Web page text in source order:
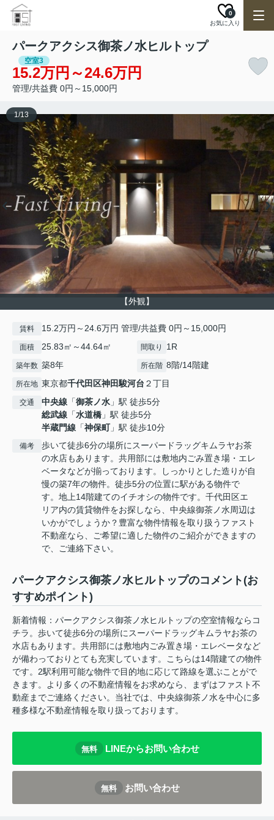
お気に入り
0
パークアクシス御茶ノ水ヒルトップ
空室3
15.2万円～24.6万円
管理/共益費 0円～15,000円
【外観】
1/13
賃料 15.2万円～24.6万円 管理/共益費 0円～15,000円
面積 25.83㎡～44.64㎡ 間取り 1R
築年数 築8年 所在階 8階/14階建
所在地 東京都千代田区神田駿河台 ２丁目
交通 中央線 「御茶ノ水 」駅 徒歩5分
総武線 「水道橋 」駅 徒歩5分
半蔵門線 「神保町」駅 徒歩10分
備考
歩いて徒歩6分の場所にスーパードラッグキムラヤお茶
の水店もあります。共用部には敷地内ごみ置き場・エレ
ベータなどが揃っております。しっかりとした造りが自
慢の築7年の物件。徒歩5分の位置に駅がある物件で
す。地上14階建てのイチオシの物件です。千代田区エ
リア内の賃貸物件をお探しなら、中央線御茶ノ水周辺は
いかがでしょうか？豊富な物件情報を取り扱うファスト
不動産なら、ご希望に適した物件のご紹介ができますの
で、ご連絡下さい。
パークアクシス御茶ノ水ヒルトップのコメント(お
すすめポイント)
新着情報：パークアクシス御茶ノ水ヒルトップの空室情報ならコ
チラ。歩いて徒歩6分の場所にスーパードラッグキムラヤお茶の
水店もあります。共用部には敷地内ごみ置き場・エレベータなど
が備わっておりとても充実しています。こちらは14階建ての物件
です。2駅利用可能な物件で目的地に応じて路線を選ぶことがで
きます。より多くの不動産情報をお求めなら、まずはファスト不
動産までご連絡ください。当社では、中央線御茶ノ水を中心に多
種多様な不動産情報を取り扱っております。
無料 LINEからお問い合わせ
無料 お問い合わせ